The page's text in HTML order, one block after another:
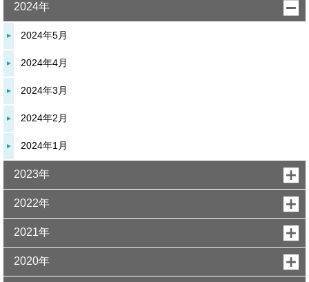
2024年
2024年5月
2024年4月
2024年3月
2024年2月
2024年1月
2023年
2022年
2021年
2020年